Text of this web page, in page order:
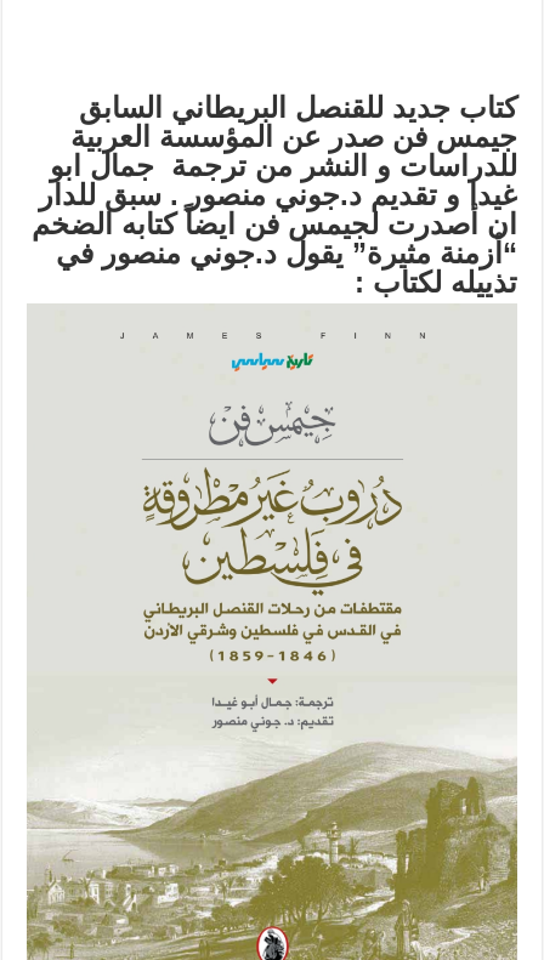
كتاب جديد للقنصل البريطاني السابق
جيمس فن صدر عن المؤسسة العربية
للدراسات و النشر من ترجمة جمال ابو
غيدا و تقديم د.جوني منصور . سبق للدار
ان أصدرت لجيمس فن ايضاً كتابه الضخم
“أزمنة مثيرة” يقول د.جوني منصور في
تذييله لكتاب :